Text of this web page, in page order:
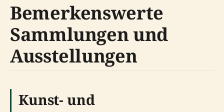
Bemerkenswerte
Sammlungen und
Ausstellungen
Kunst- und